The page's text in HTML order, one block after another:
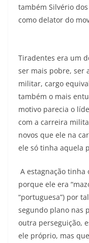
também Silvério
como delator do
Tiradentes era um
ser mais pobre, ser
militar, cargo
também o mais
motivo parecia o
com a carreira
novos que ele na
ele só tinha aquela
A estagnação tinha
porque ele era
“portuguesa”) por
segundo plano nas
outra perseguição,
ele próprio, mas